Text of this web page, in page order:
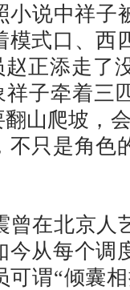
小说中祥子
模式口、西
正添走了
子牵着三
山爬坡，
不只是角色
在北京人
今从每个调
谓“倾囊